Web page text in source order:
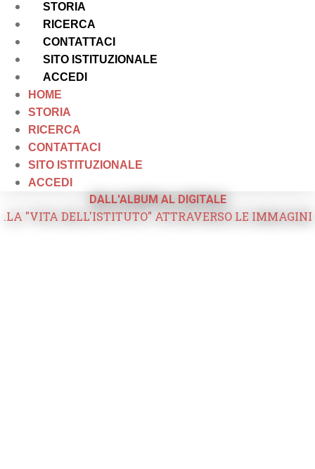
STORIA
RICERCA
CONTATTACI
SITO ISTITUZIONALE
ACCEDI
HOME
STORIA
RICERCA
CONTATTACI
SITO ISTITUZIONALE
ACCEDI
DALL'ALBUM AL DIGITALE
.LA "VITA DELL'ISTITUTO" ATTRAVERSO LE IMMAGINI